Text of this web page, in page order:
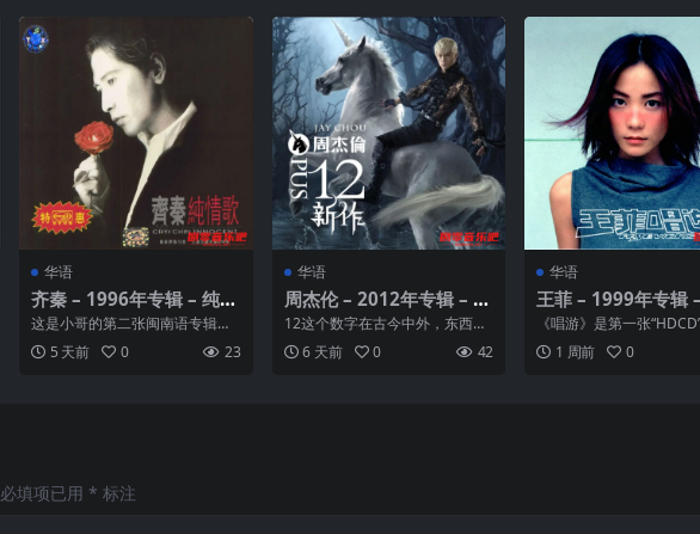
华语
齐秦 – 1996年专辑 – 纯情
歌 Flac
这是小哥的第二张闽南语专辑，
内容多是日本曲填词和闽南语老
歌，有着浓郁的怀旧气息。...
5 天前 0 23
华语
周杰伦 – 2012年专辑 – 十
二新作 Flac
12这个数字在古今中外，东西方
玄学甚至科学思想上都有特殊意
义；时间的计算方式以1...
6 天前 0 42
华语
王菲 – 1999年专辑
(日本再版) Flac
《唱游》是第一张
辑，所以，也是华语流行
新纪录！对于王菲的...
1 周前 0
必填项已用 * 标注